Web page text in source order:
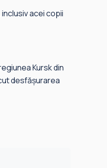
acei copii
Kursk din
desfăşurarea